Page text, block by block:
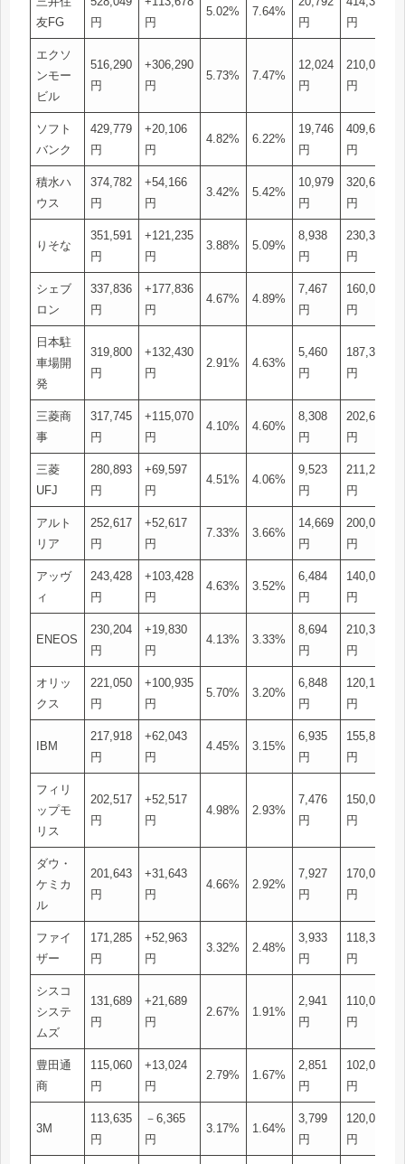
友FG
円
円
5.02% 7.64%
円
円
エクソ
ンモー
ビル
516,290
円
+306,290
円
5.73% 7.47%
12,024
円
210,000
円
ソフト
バンク
429,779
円
+20,106
円
4.82% 6.22%
19,746
円
409,673
円
積水ハ
ウス
374,782
円
+54,166
円
3.42% 5.42%
10,979
円
320,616
円
りそな
351,591
円
+121,235
円
3.88% 5.09%
8,938
円
230,356
円
シェブ
ロン
337,836
円
+177,836
円
4.67% 4.89%
7,467
円
160,000
円
日本駐
車場開
発
319,800
円
+132,430
円
2.91% 4.63%
5,460
円
187,370
円
三菱商
事
317,745
円
+115,070
円
4.10% 4.60%
8,308
円
202,675
円
三菱
UFJ
280,893
円
+69,597
円
4.51% 4.06%
9,523
円
211,296
円
アルト
リア
252,617
円
+52,617
円
7.33% 3.66%
14,669
円
200,000
円
アッヴ
ィ
243,428
円
+103,428
円
4.63% 3.52%
6,484
円
140,000
円
ENEOS
230,204
円
+19,830
円
4.13% 3.33%
8,694
円
210,374
円
オリッ
クス
221,050
円
+100,935
円
5.70% 3.20%
6,848
円
120,115
円
IBM
217,918
円
+62,043
円
4.45% 3.15%
6,935
円
155,875
円
フィリ
ップモ
リス
202,517
円
+52,517
円
4.98% 2.93%
7,476
円
150,000
円
ダウ・
ケミカ
ル
201,643
円
+31,643
円
4.66% 2.92%
7,927
円
170,000
円
ファイ
ザー
171,285
円
+52,963
円
3.32% 2.48%
3,933
円
118,322
円
シスコ
システ
ムズ
131,689
円
+21,689
円
2.67% 1.91%
2,941
円
110,000
円
豊田通
商
115,060
円
+13,024
円
2.79% 1.67%
2,851
円
102,036
円
3M
113,635
円
－6,365
円
3.17% 1.64%
3,799
円
120,000
円